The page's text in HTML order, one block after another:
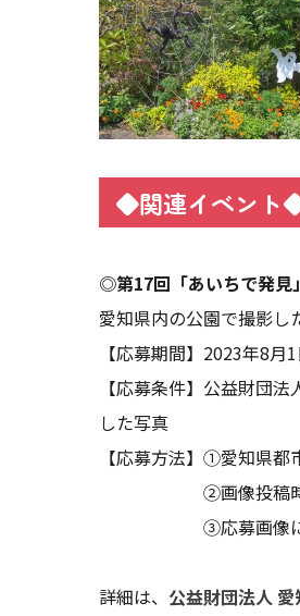
◆関連イベント
◎第17回「あいちで発見
愛知県内の公園で撮影し
【応募期間】2023年8
【応募条件】公益財団
した写真
【応募方法】①愛知県
②画像投稿時、キャ
③応募画像に
詳細は、 公益財団法人